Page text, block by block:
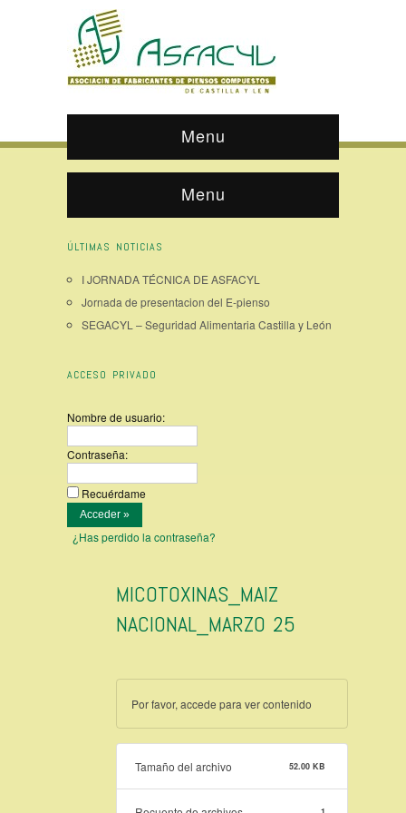
Menu
Menu
ÚLTIMAS NOTICIAS
I JORNADA TÉCNICA DE ASFACYL
Jornada de presentacion del E-pienso
SEGACYL – Seguridad Alimentaria Castilla y León
ACCESO PRIVADO
Nombre de usuario:
Contraseña:
Recuérdame
¿Has perdido la contraseña?
MICOTOXINAS_MAIZ
NACIONAL_MARZO 25
Por favor, accede para ver contenido
Tamaño del archivo 52.00 KB